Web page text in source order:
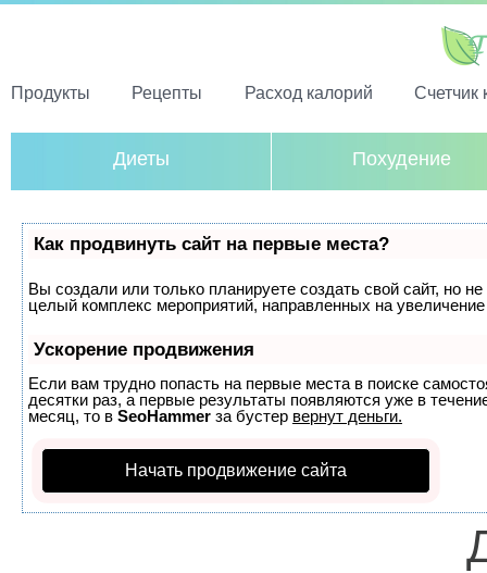
Продукты Рецепты Расход калорий Счетчик
Диеты Похудение
Как продвинуть сайт на первые места?
Вы создали или только планируете создать свой сайт, но
целый комплекс мероприятий, направленных на
Ускорение продвижения
Если вам трудно попасть на первые места в поиске
десятки раз, а первые результаты появляются уже в
месяц, то в SeoHammer за бустер вернут деньги.
Начать продвижение сайта